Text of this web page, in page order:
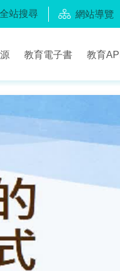
全站搜尋 網站導覽
教育電子書 教育